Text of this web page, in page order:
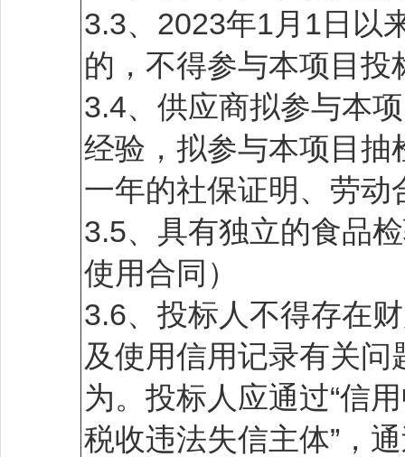
3.3、2023年1月1日以
的，不得参与本项目
3.4、供应商拟参与本
经验，拟参与本项目抽
一年的社保证明、劳动
3.5、具有独立的食品
使用合同）
3.6、投标人不得存在
及使用信用记录有关
为。投标人应通过“信
税收违法失信主体”，